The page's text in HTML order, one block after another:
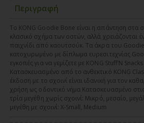
Περιγραφή
Το KONG Goodie Bone είναι η απάντηση στα
κλασικό σχήμα των οστών, αλλά χρειάζονται
παιχνίδι από καουτσούκ. Τα άκρα του
κατοχυρωμένο με δίπλωμα ευρεσιτεχνίας
εγκοπές για να γεμίζετε με KONG Stuff’N
Κατασκευασμένο από το ανθεκτικό KONG
έκδοση με το σχοινί είναι ιδανική για τον
χρήση ως οδοντικό νήμα Κατασκευασμένο
τρία μεγέθη χωρίς σχοινί: Μικρό, μεσαίο,
μεγέθη με σχοινί: X-Small, Medium